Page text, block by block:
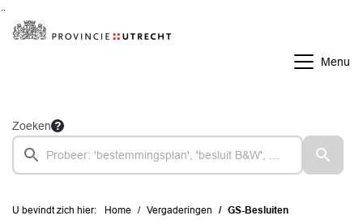
Menu
Zoeken
U bevindt zich hier: Home Vergaderingen GS-Besluiten